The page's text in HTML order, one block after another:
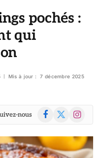
pochés :
qui
Mis à jour : 7 décembre 2025
nous Facebook
X
Instagram